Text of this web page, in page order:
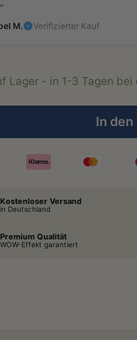
M. Verifizierter Kauf
Lager - in 1-3 Tagen bei
In
Kostenloser Versand
in Deutschland
Premium Qualität
WOW-Effekt garantiert